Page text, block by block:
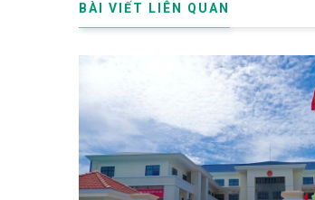
BÀI VIẾT LIÊN QUAN